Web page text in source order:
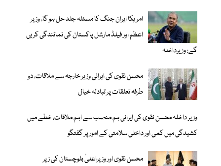
امریکا ایران جنگ کا مسئلہ جلد حل ہو گا، وزیر
اعظم اور فیلڈ مارشل پاکستان کی نمائندگی کریں
گے: وزیرداخلہ
محسن نقوی کی ایرانی وزیر خارجہ سے ملاقات، دو
طرفہ تعلقات پر تبادلہ خیال
وزیر داخلہ محسن نقوی کی ایرانی ہم منصب سے اہم ملاقات، خطے میں
کشیدگی میں کمی اور داخلی سلامتی کے امور پر گفتگو
محسن نقوی اور وزیراعلیٰ بلوچستان کی زیر